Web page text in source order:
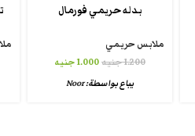
بدله حريمي فورمال
ملابس حريمي
1.200جنيه1.000جنيه
يباع بواسطة:Noor